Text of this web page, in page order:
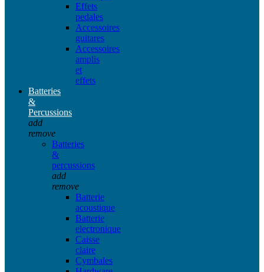
Effets
pedales
Accessoires
guitares
Accessoires
amplis
et
effets
Batteries
&
Percussions
add
remove
Batteries
&
percussions
add
remove
Batterie
acoustique
Batterie
electronique
Caisse
claire
Cymbales